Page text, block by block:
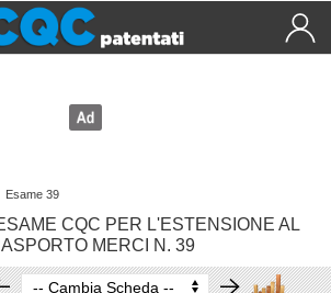
Esame 39
CQC PER L'ESTENSIONE AL
MERCI N. 39